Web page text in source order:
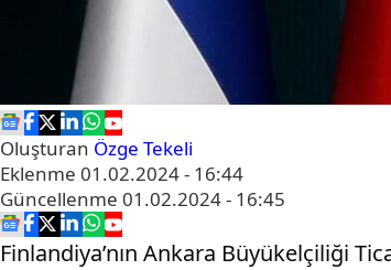
Oluşturan Özge Tekeli
Eklenme 01.02.2024 - 16:44
Güncellenme 01.02.2024 - 16:45
Finlandiya’nın Ankara Büyükelçiliği